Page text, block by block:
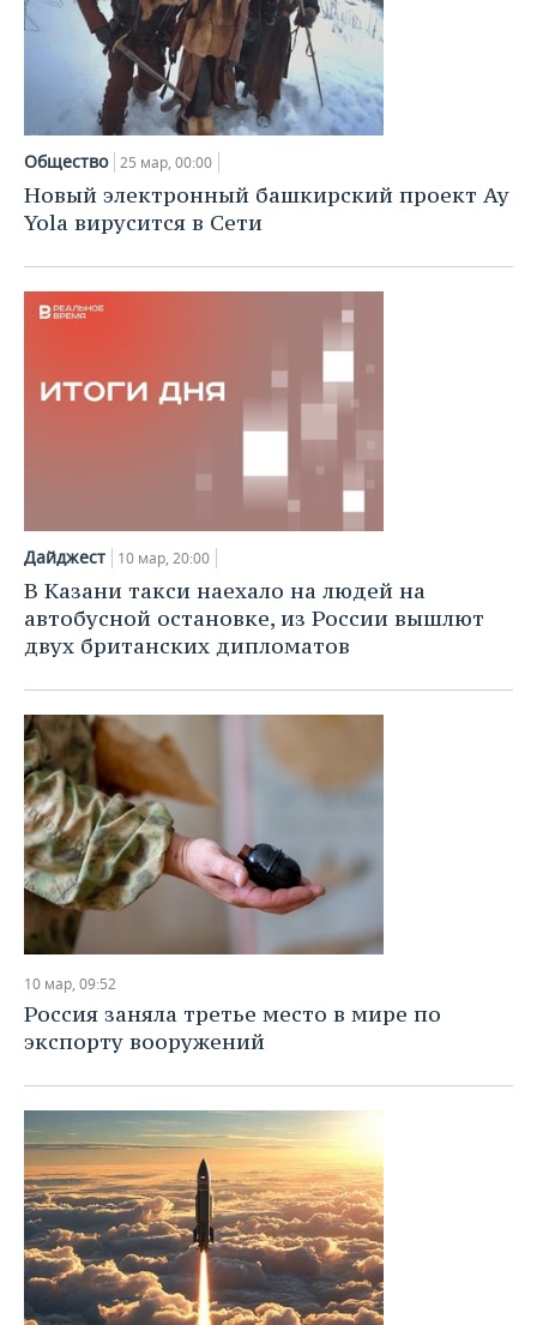
Общество 25 мар, 00:00
Новый электронный башкирский проект Ay
Yola вирусится в Сети
Дайджест 10 мар, 20:00
В Казани такси наехало на людей на
автобусной остановке, из России вышлют
двух британских дипломатов
10 мар, 09:52
Россия заняла третье место в мире по
экспорту вооружений